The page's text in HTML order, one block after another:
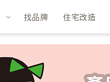
找品牌 住宅改造